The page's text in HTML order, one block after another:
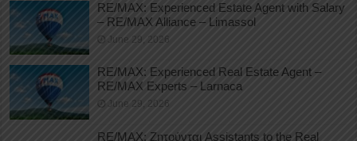
RE/MAX: Experienced Estate Agent with Salary
– RE/MAX Alliance – Limassol
June 29, 2026
RE/MAX: Experienced Real Estate Agent –
RE/MAX Experts – Larnaca
June 29, 2026
RE/MAX: Ζητούνται Assistants to the Real